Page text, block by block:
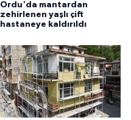
Ordu'da mantardan
zehirlenen yaşlı çift
hastaneye kaldırıldı